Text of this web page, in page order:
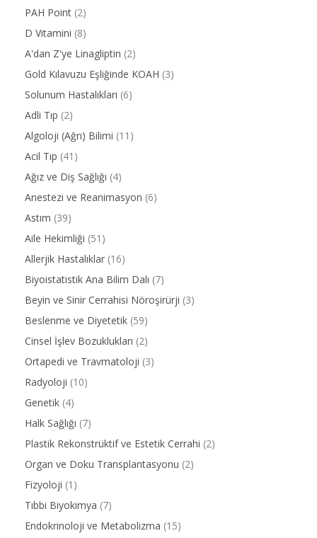
PAH Point (2)
D Vitamini (8)
A'dan Z'ye Linagliptin (2)
Gold Kılavuzu Eşliğinde KOAH (3)
Solunum Hastalıkları (6)
Adli Tıp (2)
Algoloji (Ağrı) Bilimi (11)
Acil Tıp (41)
Ağız ve Diş Sağlığı (4)
Anestezi ve Reanimasyon (6)
Astım (39)
Aile Hekimliği (51)
Allerjik Hastalıklar (16)
Biyoistatistik Ana Bilim Dalı (7)
Beyin ve Sinir Cerrahisi Nöroşirürji (3)
Beslenme ve Diyetetik (59)
Cinsel İşlev Bozuklukları (2)
Ortapedi ve Travmatoloji (3)
Radyoloji (10)
Genetik (4)
Halk Sağlığı (7)
Plastik Rekonstrüktif ve Estetik Cerrahi (2)
Organ ve Doku Transplantasyonu (2)
Fizyoloji (1)
Tıbbi Biyokimya (7)
Endokrinoloji ve Metabolizma (15)